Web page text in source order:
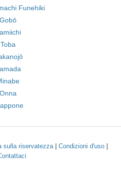
Funehiki
Gobō
Toba
Onna
sulla riservatezza| Condizioni d'uso|